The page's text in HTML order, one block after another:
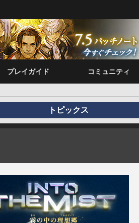
プレイガイド コミュニティ
トピックス